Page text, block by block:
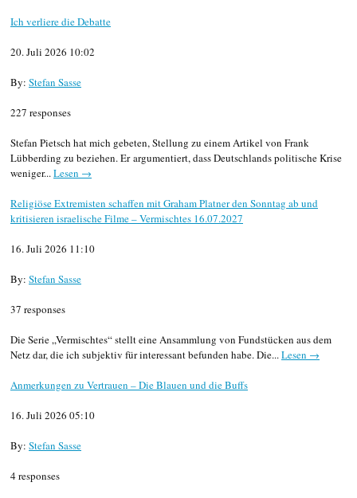
Ich verliere die Debatte
20. Juli 2026 10:02
By: Stefan Sasse
227 responses
Stefan Pietsch hat mich gebeten, Stellung zu einem Artikel von Frank
Lübberding zu beziehen. Er argumentiert, dass Deutschlands politische Krise
weniger...Lesen →
Religiöse Extremisten schaffen mit Graham Platner den Sonntag ab und
kritisieren israelische Filme – Vermischtes 16.07.2027
16. Juli 2026 11:10
By: Stefan Sasse
37 responses
Die Serie „Vermischtes“ stellt eine Ansammlung von Fundstücken aus dem
Netz dar, die ich subjektiv für interessant befunden habe. Die...Lesen →
Anmerkungen zu Vertrauen – Die Blauen und die Buffs
16. Juli 2026 05:10
By: Stefan Sasse
4 responses